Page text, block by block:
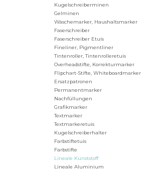
Kugelschreiberminen
Gelminen
Wäschemarker, Haushaltsmarker
Faserschreiber
Faserschreiber Etuis
Fineliner, Pigmentliner
Tintenroller, Tintenrolleretuis
Overheadstifte, Korrekturmarker
Flipchart-Stifte, Whiteboardmarker
Ersatzpatronen
Permanentmarker
Nachfüllungen
Grafikmarker
Textmarker
Textmarkeretuis
Kugelschreiberhalter
Farbstiftetuis
Farbstifte
Lineale Kunststoff
Lineale Aluminium